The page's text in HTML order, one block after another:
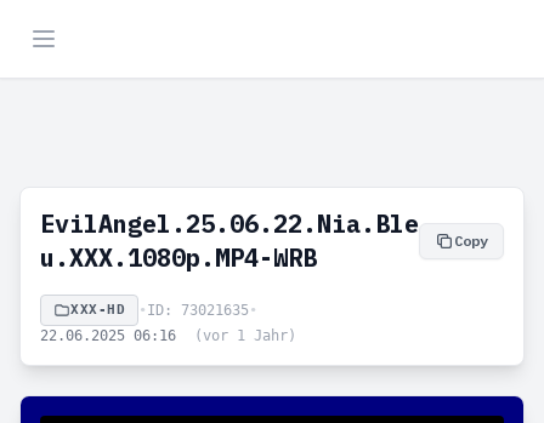
EvilAngel.25.06.22.Nia.Ble
u.XXX.1080p.MP4-WRB
Copy
XXX-HD • ID: 73021635 •
22.06.2025 06:16
(vor 1 Jahr)